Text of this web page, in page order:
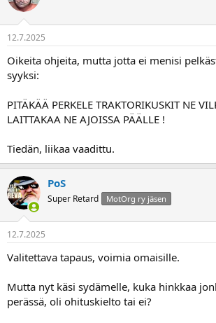
12.7.2025
Oikeita ohjeita, mutta jotta ei menisi
syyksi:
PITÄKÄÄ PERKELE TRAKTORIKUSKIT NE
LAITTAKAA NE AJOISSA PÄÄLLE !
Tiedän, liikaa vaadittu.
PoS
Super Retard MotOrg ry jäsen
12.7.2025
Valitettava tapaus, voimia omaisille.
Mutta nyt käsi sydämelle, kuka hinkkaa
perässä, oli ohituskielto tai ei?